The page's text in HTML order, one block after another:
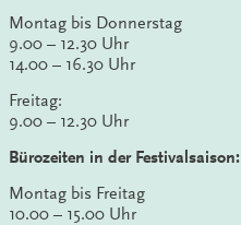
Montag bis Donnerstag
9.00 – 12.30 Uhr
14.00 – 16.30 Uhr
Freitag:
9.00 – 12.30 Uhr
Bürozeiten in der Festivalsaison:
Montag bis Freitag
10.00 – 15.00 Uhr